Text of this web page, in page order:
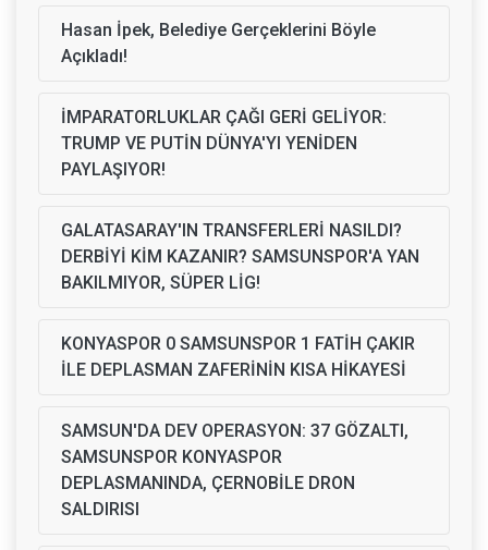
Hasan İpek, Belediye Gerçeklerini Böyle
Açıkladı!
İMPARATORLUKLAR ÇAĞI GERİ GELİYOR:
TRUMP VE PUTİN DÜNYA'YI YENİDEN
PAYLAŞIYOR!
GALATASARAY'IN TRANSFERLERİ NASILDI?
DERBİYİ KİM KAZANIR? SAMSUNSPOR'A YAN
BAKILMIYOR, SÜPER LİG!
KONYASPOR 0 SAMSUNSPOR 1 FATİH ÇAKIR
İLE DEPLASMAN ZAFERİNİN KISA HİKAYESİ
SAMSUN'DA DEV OPERASYON: 37 GÖZALTI,
SAMSUNSPOR KONYASPOR
DEPLASMANINDA, ÇERNOBİLE DRON
SALDIRISI